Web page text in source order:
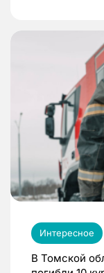
Интересное
В Томской